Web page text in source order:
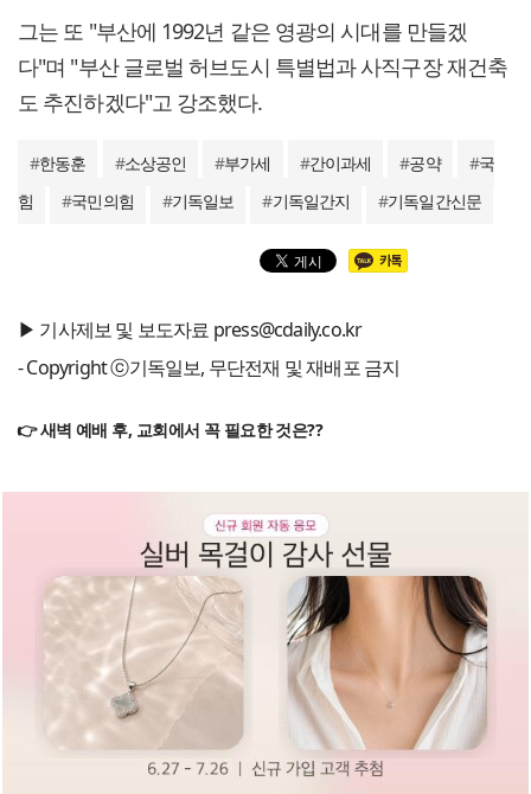
그는 또 "부산에 1992년 같은 영광의 시대를 만들겠
다"며 "부산 글로벌 허브도시 특별법과 사직구장 재건축
도 추진하겠다"고 강조했다.
#한동훈 #소상공인 #부가세 #간이과세 #공약 #국
힘
#국민의힘 #기독일보 #기독일간지 #기독일간신문
▶ 기사제보 및 보도자료 press@cdaily.co.kr
- Copyright ⓒ기독일보, 무단전재 및 재배포 금지
👉 새벽 예배 후, 교회에서 꼭 필요한 것은??